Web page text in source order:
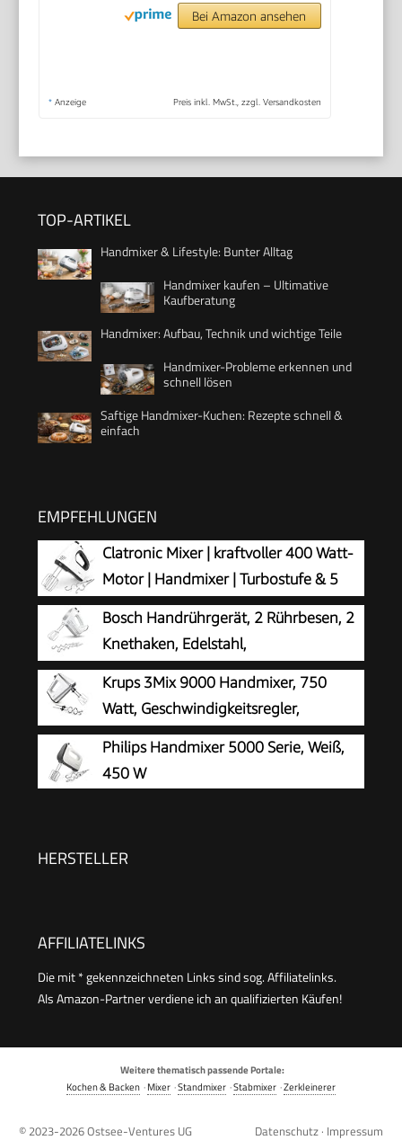
Bei Amazon ansehen
* Anzeige Preis inkl. MwSt., zzgl. Versandkosten
TOP-ARTIKEL
Handmixer & Lifestyle: Bunter Alltag
Handmixer kaufen – Ultimative
Kaufberatung
Handmixer: Aufbau, Technik und wichtige Teile
Handmixer-Probleme erkennen und
schnell lösen
Saftige Handmixer-Kuchen: Rezepte schnell &
einfach
EMPFEHLUNGEN
Clatronic Mixer | kraftvoller 400 Watt-
Motor | Handmixer | Turbostufe & 5
Geschwindigkeitsstufen |
Handrührgerät | spülmaschinengeeignete
Edelstahlquirle und -knethaken | HM 3775
Bosch Handrührgerät, 2 Rührbesen, 2
Knethaken, Edelstahl,
spülmaschinenfest, 4 Stufen,
Turbostufe, leicht, leise, 400 W, weiß, CleverMixx
MFQ24200
Krups 3Mix 9000 Handmixer, 750
Watt, Geschwindigkeitsregler,
Turbomodus
Philips Handmixer 5000 Serie, Weiß,
450 W
HERSTELLER
AFFILIATELINKS
Die mit * gekennzeichneten Links sind sog. Affiliatelinks.
Als Amazon-Partner verdiene ich an qualifizierten Käufen!
Weitere thematisch passende Portale:
Kochen & Backen ·Mixer ·Standmixer ·Stabmixer ·Zerkleinerer
© 2023-2026Ostsee-Ventures UG Datenschutz · Impressum